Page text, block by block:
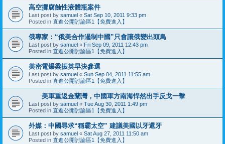
高空擲腐蝕性液體瓶案件
Last post by samuel « Sat Sep 10, 2011 9:33 pm
Posted in 直進公開討論區1【免費進入】
俄專家：“俄美合作遏制中國”只會讓俄變出頭鳥
Last post by samuel « Fri Sep 09, 2011 12:43 pm
Posted in 直進公開討論區1【免費進入】
美密電爆梁振英早決參選
Last post by samuel « Sun Sep 04, 2011 11:55 am
Posted in 直進公開討論區1【免費進入】
美軍重返金蘭灣，中國軍方南海悍然出手反戈一擊
Last post by samuel « Tue Aug 30, 2011 1:49 pm
Posted in 直進公開討論區1【免費進入】
外媒：中國尋求“稱霸太空” 建議美國以牙還牙
Last post by samuel « Sat Aug 27, 2011 11:50 am
Posted in 直進公開討論區1【免費進入】